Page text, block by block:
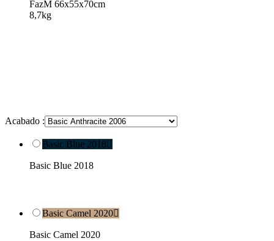
FazM 66x55x70cm
8,7kg
Acabado :
Basic Blue 2018
Basic Blue 2018
Basic Camel 2020
Basic Camel 2020